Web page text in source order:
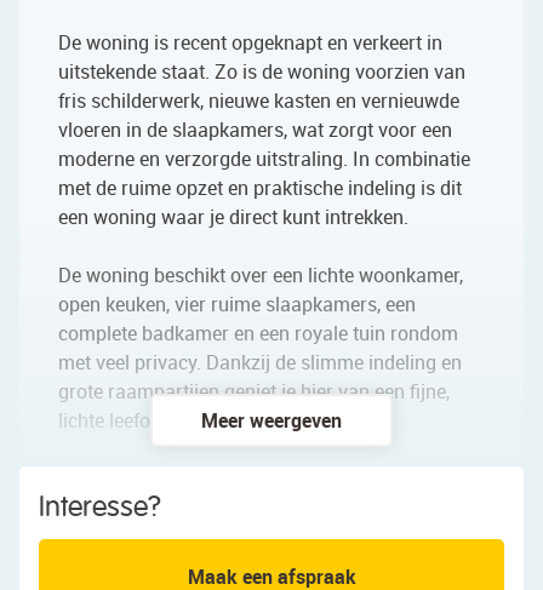
De woning is recent opgeknapt en verkeert in
uitstekende staat. Zo is de woning voorzien van
fris schilderwerk, nieuwe kasten en vernieuwde
vloeren in de slaapkamers, wat zorgt voor een
moderne en verzorgde uitstraling. In combinatie
met de ruime opzet en praktische indeling is dit
een woning waar je direct kunt intrekken.
De woning beschikt over een lichte woonkamer,
open keuken, vier ruime slaapkamers, een
complete badkamer en een royale tuin rondom
met veel privacy. Dankzij de slimme indeling en
grote raampartijen geniet je hier van een fijne,
lichte leefomgeving. We nemen je mee:
• Gelegen in het geliefde Westwijk (Amstelveen)
• Recent gerenoveerd: o.a. schilderwerk, kasten en
vloeren vernieuwd
Meer weergeven
Interesse?
Maak een afspraak